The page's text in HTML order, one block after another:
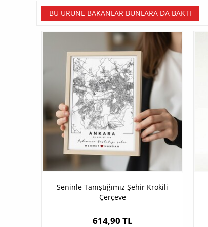
BU ÜRÜNE BAKANLAR BUNLARA DA BAKTI
Seninle Tanıştığımız Şehir Krokili
Çerçeve
614,90 TL